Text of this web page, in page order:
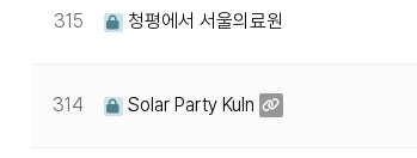
315 청평에서 서울의료원
314 Solar Party Kuln